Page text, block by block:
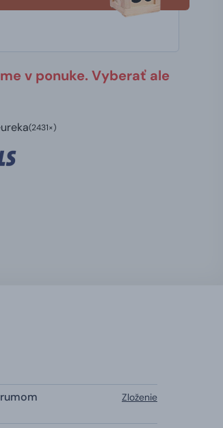
v ponuke. Vyberať ale
(2431×)
Zloženie